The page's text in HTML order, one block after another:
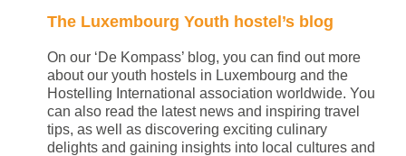
The Luxembourg Youth hostel’s blog
On our ‘De Kompass’ blog, you can find out more
about our youth hostels in Luxembourg and the
Hostelling International association worldwide. You
can also read the latest news and inspiring travel
tips, as well as discovering exciting culinary
delights and gaining insights into local cultures and